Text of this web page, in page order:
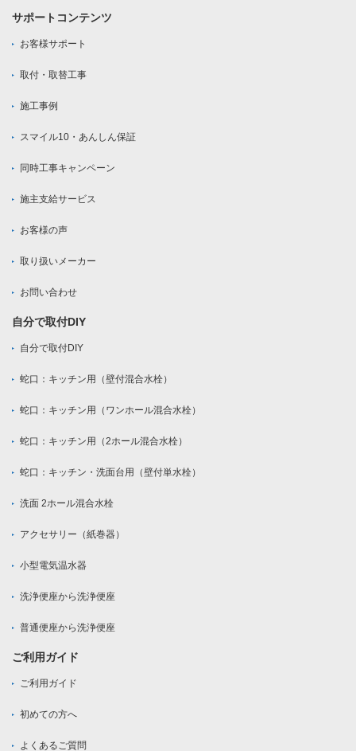
サポートコンテンツ
お客様サポート
取付・取替工事
施工事例
スマイル10・あんしん保証
同時工事キャンペーン
施主支給サービス
お客様の声
取り扱いメーカー
お問い合わせ
自分で取付DIY
自分で取付DIY
蛇口：キッチン用（壁付混合水栓）
蛇口：キッチン用（ワンホール混合水栓）
蛇口：キッチン用（2ホール混合水栓）
蛇口：キッチン・洗面台用（壁付単水栓）
洗面 2ホール混合水栓
アクセサリー（紙巻器）
小型電気温水器
洗浄便座から洗浄便座
普通便座から洗浄便座
ご利用ガイド
ご利用ガイド
初めての方へ
よくあるご質問